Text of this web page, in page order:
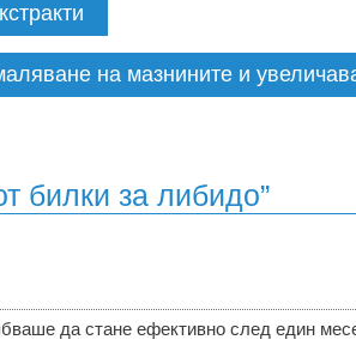
на мазнините и
билки за либидо”
да стане ефективно след един